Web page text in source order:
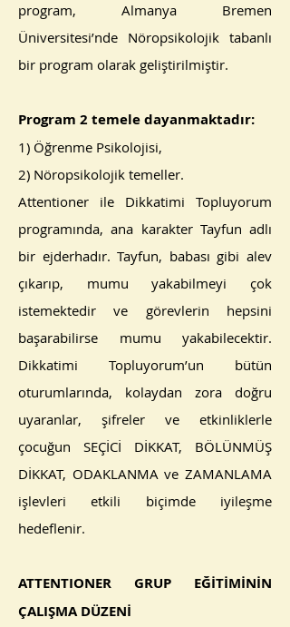
program, Almanya Bremen
Üniversitesi’nde Nöropsikolojik tabanlı
bir program olarak geliştirilmiştir.
Program 2 temele dayanmaktadır:
1) Öğrenme Psikolojisi,
2) Nöropsikolojik temeller.
Attentioner ile Dikkatimi Topluyorum
programında, ana karakter Tayfun adlı
bir ejderhadır. Tayfun, babası gibi alev
çıkarıp, mumu yakabilmeyi çok
istemektedir ve görevlerin hepsini
başarabilirse mumu yakabilecektir.
Dikkatimi Topluyorum’un bütün
oturumlarında, kolaydan zora doğru
uyaranlar, şifreler ve etkinliklerle
çocuğun SEÇİCİ DİKKAT, BÖLÜNMÜŞ
DİKKAT, ODAKLANMA ve ZAMANLAMA
işlevleri etkili biçimde iyileşme
hedeflenir.
ATTENTIONER GRUP EĞİTİMİNİN
ÇALIŞMA DÜZENİ